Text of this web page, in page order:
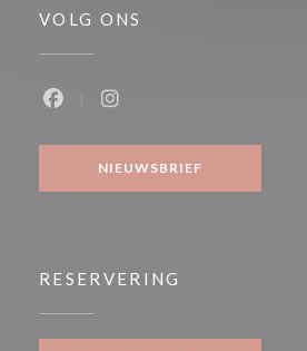
VOLG ONS
NIEUWSBRIEF
RESERVERING